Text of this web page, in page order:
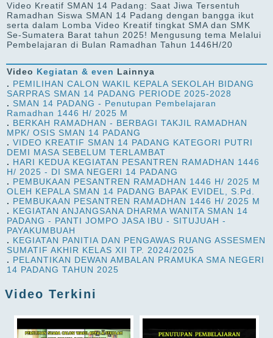
Video Kreatif SMAN 14 Padang: Saat Jiwa Tersentuh
Ramadhan Siswa SMAN 14 Padang dengan bangga ikut
serta dalam Lomba Video Kreatif tingkat SMA dan SMK
Se-Sumatera Barat tahun 2025! Mengusung tema Melalui
Pembelajaran di Bulan Ramadhan Tahun 1446H/20
Video Kegiatan & even Lainnya
. PEMILIHAN CALON WAKIL KEPALA SEKOLAH BIDANG
SARPRAS SMAN 14 PADANG PERIODE 2025-2028
. SMAN 14 PADANG - Penutupan Pembelajaran
Ramadhan 1446 H/ 2025 M
. BERKAH RAMADHAN - BERBAGI TAKJIL RAMADHAN
MPK/ OSIS SMAN 14 PADANG
. VIDEO KREATIF SMAN 14 PADANG KATEGORI PUTRI
DEMI MASA SEBELUM TERLAMBAT
. HARI KEDUA KEGIATAN PESANTREN RAMADHAN 1446
H/ 2025 - DI SMA NEGERI 14 PADANG
. PEMBUKAAN PESANTREN RAMADHAN 1446 H/ 2025 M
OLEH KEPALA SMAN 14 PADANG BAPAK EVIDEL, S.Pd.
. PEMBUKAAN PESANTREN RAMADHAN 1446 H/ 2025 M
. KEGIATAN ANJANGSANA DHARMA WANITA SMAN 14
PADANG - PANTI JOMPO JASA IBU - SITUJUAH -
PAYAKUMBUAH
. KEGIATAN PANITIA DAN PENGAWAS RUANG ASSESMEN
SUMATIF AKHIR KELAS XII TP. 2024/2025
. PELANTIKAN DEWAN AMBALAN PRAMUKA SMA NEGERI
14 PADANG TAHUN 2025
Video Terkini